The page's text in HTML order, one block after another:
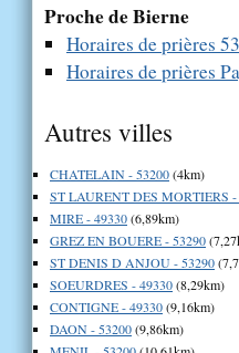
Proche de Bierne
Horaires de prières
Horaires de prières
Autres villes
CHATELAIN - 53200(4km)
ST LAURENT DES MORTIERS -
MIRE - 49330(6,89km)
GREZ EN BOUERE - 53290
ST DENIS D ANJOU - 53290
SOEURDRES - 49330(8,29km)
CONTIGNE - 49330(9,16km)
DAON - 53200(9,86km)